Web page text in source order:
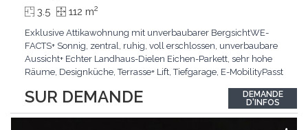
SUR DEMANDE
3.5 112 m2
Exklusive Attikawohnung mit unverbaubarer BergsichtWE-
FACTS+ Sonnig, zentral, ruhig, voll erschlossen, unverbaubare
Aussicht+ Echter Landhaus-Dielen Eichen-Parkett, sehr hohe
Räume, Designküche, Terrasse+ Lift, Tiefgarage, E-MobilityPasst
ArchitekturKLARTEXT: Grosszügig, sonnig und kompromisslos
hochwertig mit Logenplatz.Interessiert?...
DEMANDE
D'INFOS